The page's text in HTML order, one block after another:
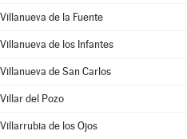
Villanueva de la Fuente
Villanueva de los Infantes
Villanueva de San Carlos
Villar del Pozo
Villarrubia de los Ojos